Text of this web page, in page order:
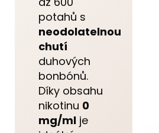
potahů s
neodolatelnou
chutí
duhových
bonbónů.
Díky obsahu
nikotinu 0
mg/ml je